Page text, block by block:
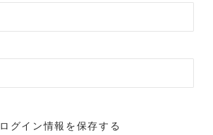
ログイン情報を保存する